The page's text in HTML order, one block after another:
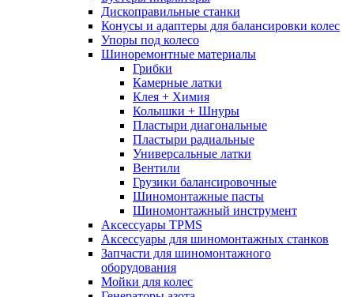
Дископравильные станки
Конусы и адаптеры для балансировки колес
Упоры под колесо
Шиноремонтные материалы
Грибки
Камерные латки
Клея + Химия
Колышки + Шнуры
Пластыри диагональные
Пластыри радиальные
Универсальные латки
Вентили
Грузики балансировочные
Шиномонтажные пасты
Шиномонтажный инструмент
Аксессуары TPMS
Аксессуары для шиномонтажных станков
Запчасти для шиномонтажного
оборудования
Мойки для колес